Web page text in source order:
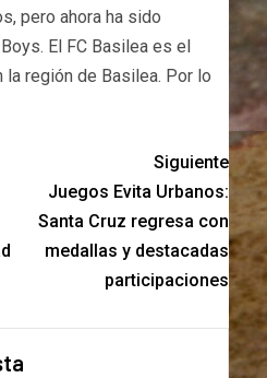
pero ahora ha sido
El FC Basilea es el
región de Basilea. Por lo
Siguiente
Juegos Evita Urbanos:
Santa Cruz regresa con
medallas y destacadas
participaciones